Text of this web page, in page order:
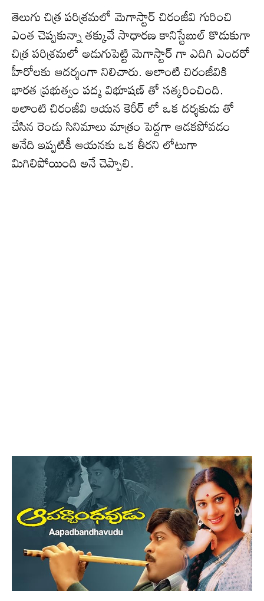
తెలుగు చిత్ర పరిశ్రమలో మెగాస్టార్ చిరంజీవి గురించి
ఎంత చెప్పకున్నా తక్కువే సాధారణ కానిస్టేబుల్ కొడుకుగా
చిత్ర పరిశ్రమలో అడుగుపెట్టి మెగాస్టార్ గా ఎదిగి ఎందరో
హీరోలకు ఆదర్శంగా నిలిచారు. అలాంటి చిరంజీవికి
భారత ప్రభుత్వం పద్మ విభూషణ్ తో సత్కరించింది.
అలాంటి చిరంజీవి ఆయన కెరీర్ లో ఒక దర్శకుడు తో
చేసిన రెండు సినిమాలు మాత్రం పెద్దగా ఆడకపోవడం
అనేది ఇప్పటికీ ఆయనకు ఒక తీరని లోటుగా
మిగిలిపోయింది అనే చెప్పాలి.